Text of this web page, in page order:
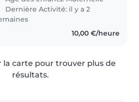
Dernière Activité: il y a 2
10,00 €/heure
la carte pour trouver plus de
résultats.